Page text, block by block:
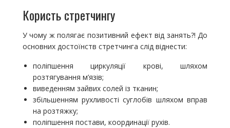
Користь стретчингу
У чому ж полягає позитивний ефект від занять?! До
основних достоїнств стретчинга слід віднести:
поліпшення циркуляції крові, шляхом
розтягування м’язів;
виведенням зайвих солей із тканин;
збільшенням рухливості суглобів шляхом вправ
на розтяжку;
поліпшення постави, координації рухів.